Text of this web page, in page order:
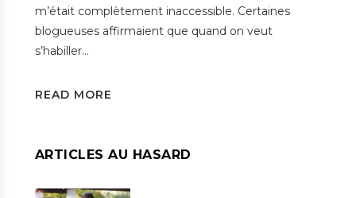
m’était complètement inaccessible. Certaines
blogueuses affirmaient que quand on veut
s’habiller…
READ MORE
ARTICLES AU HASARD